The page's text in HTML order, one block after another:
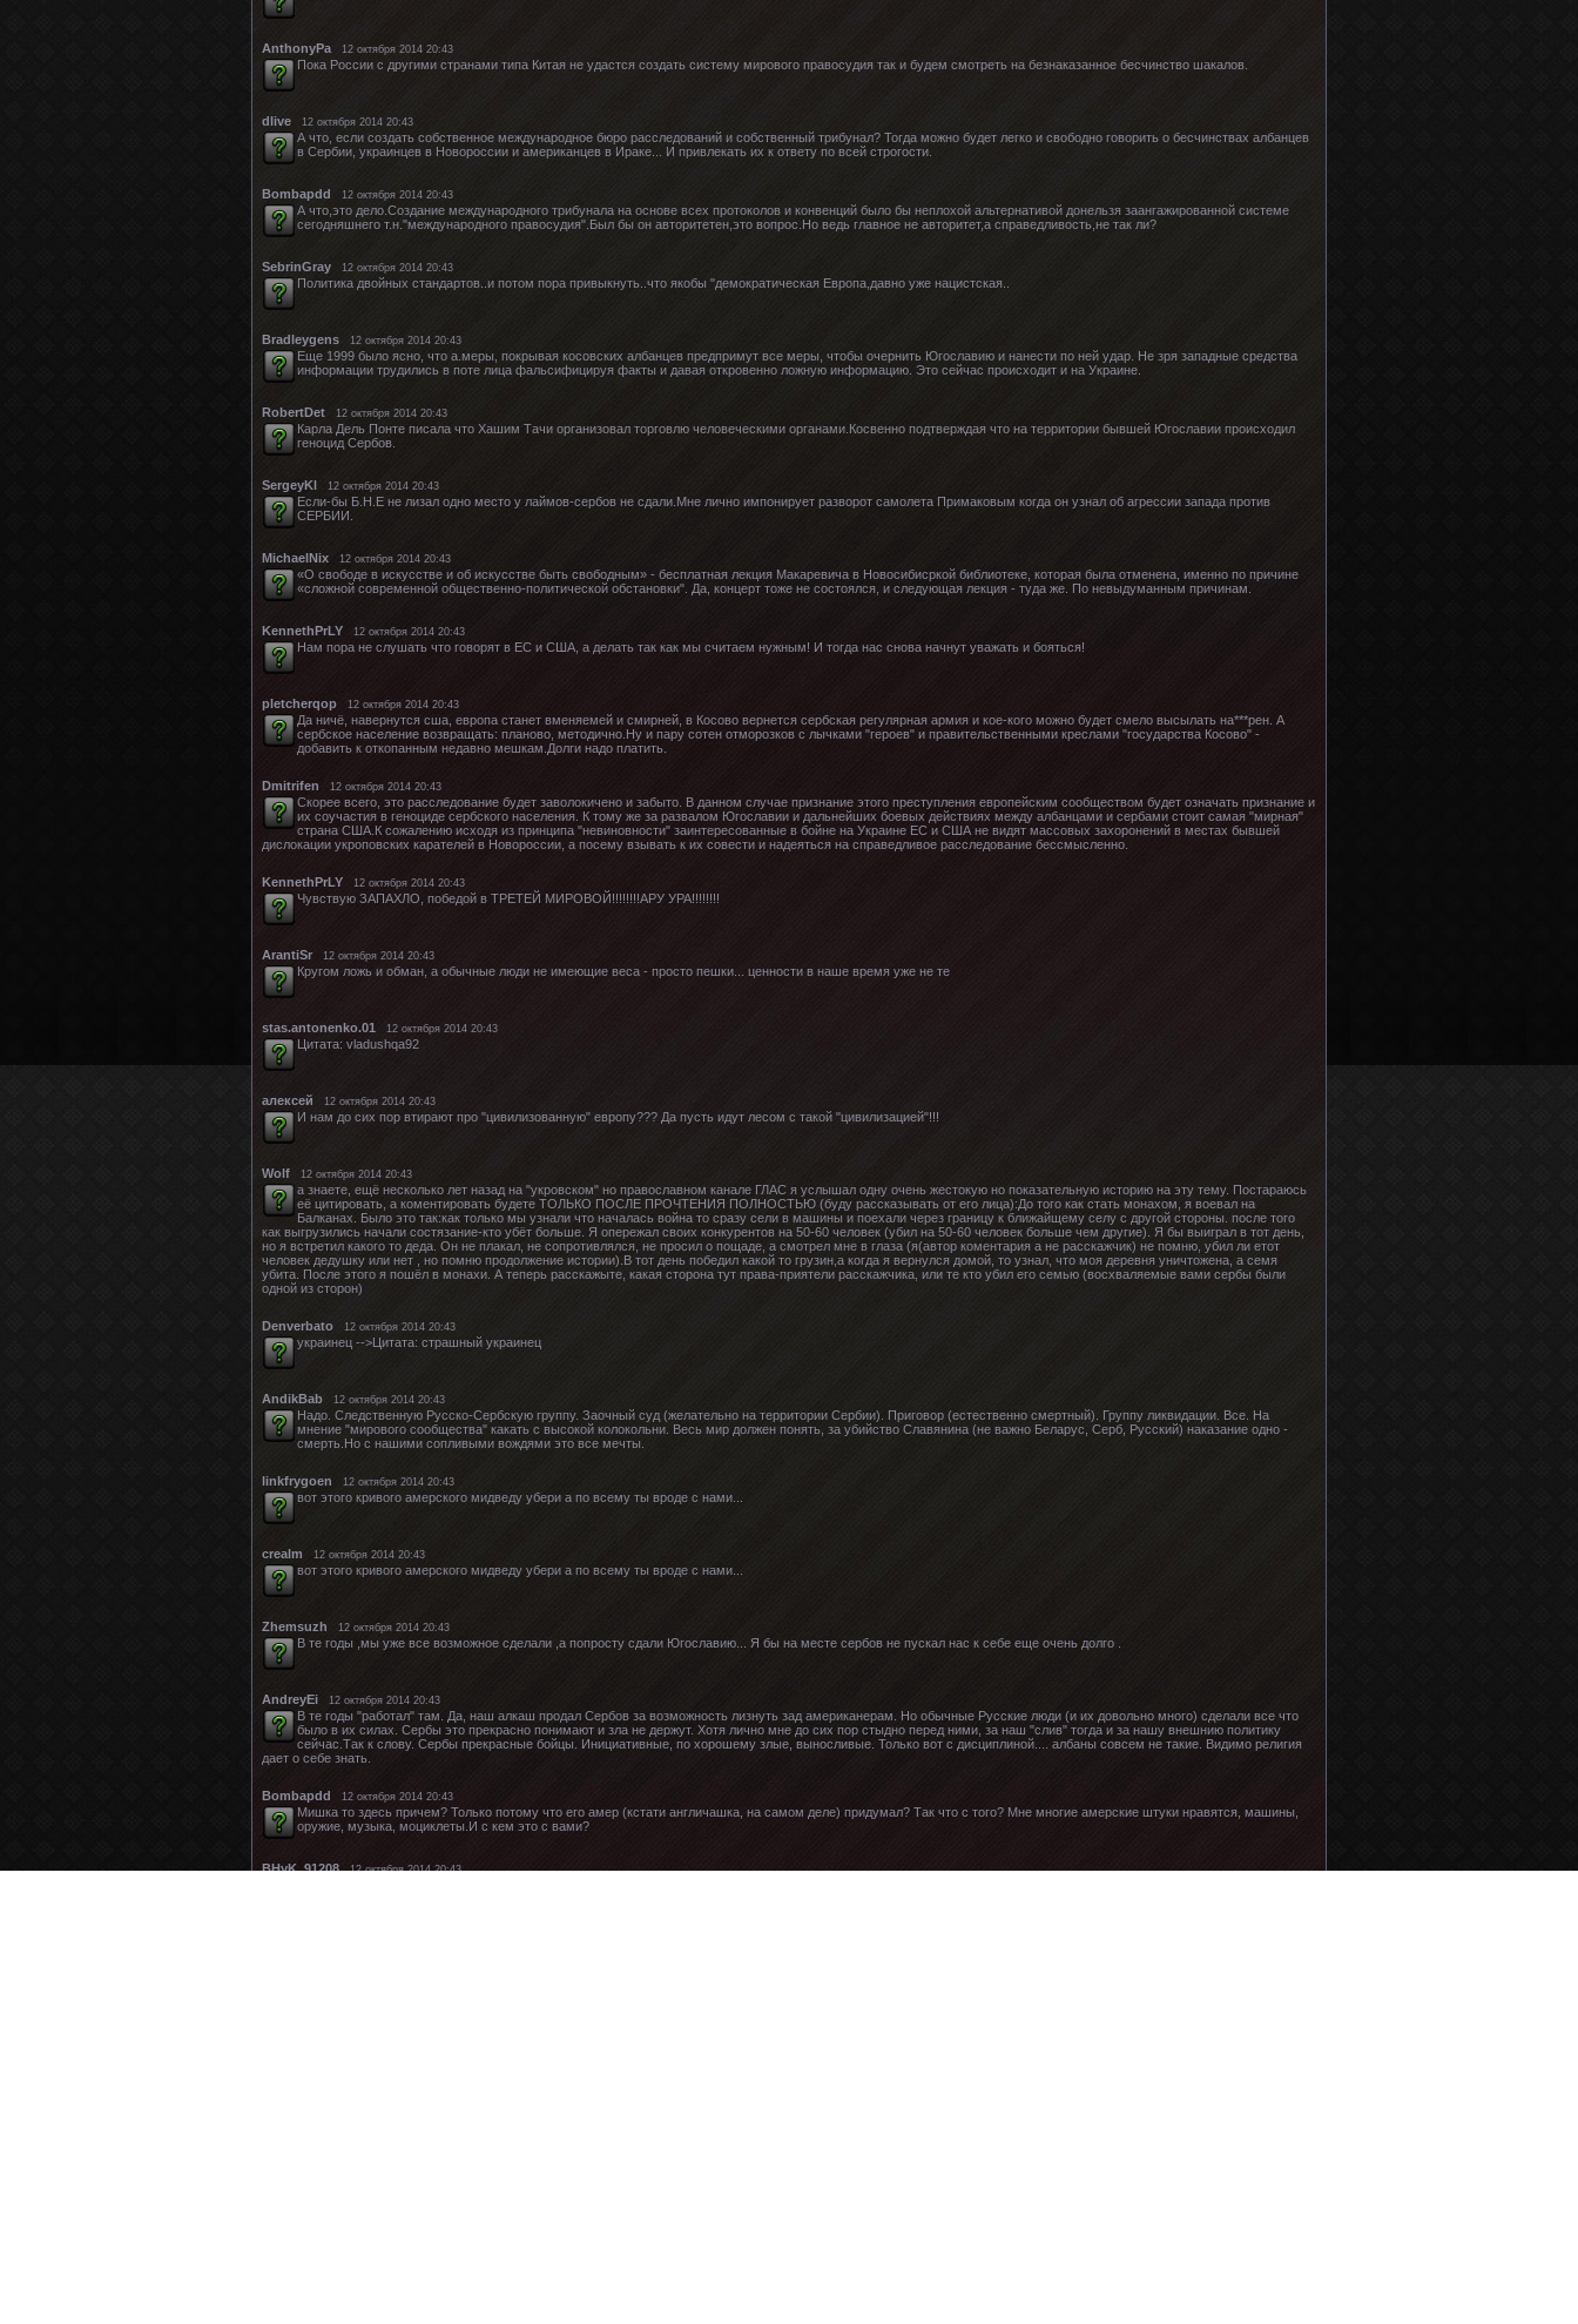
AnthonyPa 12 октября 2014 20:43
Пока России с другими странами типа Китая не удастся создать систему мирового правосудия так и будем смотреть на безнаказанное бесчинство шакалов.
dlive 12 октября 2014 20:43
А что, если создать собственное международное бюро расследований и собственный трибунал? Тогда можно будет легко и свободно говорить о бесчинствах албанцев
в Сербии, украинцев в Новороссии и американцев в Ираке... И привлекать их к ответу по всей строгости.
Bombapdd 12 октября 2014 20:43
А что,это дело.Создание международного трибунала на основе всех протоколов и конвенций было бы неплохой альтернативой донельзя заангажированной системе
сегодняшнего т.н."международного правосудия".Был бы он авторитетен,это вопрос.Но ведь главное не авторитет,а справедливость,не так ли?
SebrinGray 12 октября 2014 20:43
Политика двойных стандартов..и потом пора привыкнуть..что якобы "демократическая Европа,давно уже нацистская..
Bradleygens 12 октября 2014 20:43
Еще 1999 было ясно, что а.меры, покрывая косовских албанцев предпримут все меры, чтобы очернить Югославию и нанести по ней удар. Не зря западные средства
информации трудились в поте лица фальсифицируя факты и давая откровенно ложную информацию. Это сейчас происходит и на Украине.
RobertDet 12 октября 2014 20:43
Карла Дель Понте писала что Хашим Тачи организовал торговлю человеческими органами.Косвенно подтверждая что на территории бывшей Югославии происходил
геноцид Сербов.
SergeyKl 12 октября 2014 20:43
Если-бы Б.Н.Е не лизал одно место у лаймов-сербов не сдали.Мне лично импонирует разворот самолета Примаковым когда он узнал об агрессии запада против
СЕРБИИ.
MichaelNix 12 октября 2014 20:43
«О свободе в искусстве и об искусстве быть свободным» - бесплатная лекция Макаревича в Новосибисркой библиотеке, которая была отменена, именно по причине
«сложной современной общественно-политической обстановки". Да, концерт тоже не состоялся, и следующая лекция - туда же. По невыдуманным причинам.
KennethPrLY 12 октября 2014 20:43
Нам пора не слушать что говорят в ЕС и США, а делать так как мы считаем нужным! И тогда нас снова начнут уважать и бояться!
pletcherqop 12 октября 2014 20:43
Да ничё, навернутся сша, европа станет вменяемей и смирней, в Косово вернется сербская регулярная армия и кое-кого можно будет смело высылать на***рен. А
сербское население возвращать: планово, методично.Ну и пару сотен отморозков с лычками "героев" и правительственными креслами "государства Косово" -
добавить к откопанным недавно мешкам.Долги надо платить.
Dmitrifen 12 октября 2014 20:43
Скорее всего, это расследование будет заволокичено и забыто. В данном случае признание этого преступления европейским сообществом будет означать признание и
их соучастия в геноциде сербского населения. К тому же за развалом Югославии и дальнейших боевых действиях между албанцами и сербами стоит самая "мирная"
страна США.К сожалению исходя из принципа "невиновности" заинтересованные в бойне на Украине ЕС и США не видят массовых захоронений в местах бывшей
дислокации укроповских карателей в Новороссии, а посему взывать к их совести и надеяться на справедливое расследование бессмысленно.
KennethPrLY 12 октября 2014 20:43
Чувствую ЗАПАХЛО, победой в ТРЕТЕЙ МИРОВОЙ!!!!!!!!АРУ УРА!!!!!!!!
ArantiSr 12 октября 2014 20:43
Кругом ложь и обман, а обычные люди не имеющие веса - просто пешки... ценности в наше время уже не те
stas.antonenko.01 12 октября 2014 20:43
Цитата: vladushqa92
алексей 12 октября 2014 20:43
И нам до сих пор втирают про "цивилизованную" европу??? Да пусть идут лесом с такой "цивилизацией"!!!
Wolf 12 октября 2014 20:43
а знаете, ещё несколько лет назад на "укровском" но православном канале ГЛАС я услышал одну очень жестокую но показательную историю на эту тему. Постараюсь
её цитировать, а коментировать будете ТОЛЬКО ПОСЛЕ ПРОЧТЕНИЯ ПОЛНОСТЬЮ (буду рассказывать от его лица):До того как стать монахом, я воевал на
Балканах. Было это так:как только мы узнали что началась война то сразу сели в машины и поехали через границу к ближайщему селу с другой стороны. после того
как выгрузились начали состязание-кто убёт больше. Я опережал своих конкурентов на 50-60 человек (убил на 50-60 человек больше чем другие). Я бы выиграл в тот день,
но я встретил какого то деда. Он не плакал, не сопротивлялся, не просил о пощаде, а смотрел мне в глаза (я(автор коментария а не расскажчик) не помню, убил ли етот
человек дедушку или нет , но помню продолжение истории).В тот день победил какой то грузин,а когда я вернулся домой, то узнал, что моя деревня уничтожена, а семя
убита. После этого я пошёл в монахи. А теперь расскажыте, какая сторона тут права-приятели расскажчика, или те кто убил его семью (восхваляемые вами сербы были
одной из сторон)
Denverbato 12 октября 2014 20:43
украинец -->Цитата: страшный украинец
AndikBab 12 октября 2014 20:43
Надо. Следственную Русско-Сербскую группу. Заочный суд (желательно на территории Сербии). Приговор (естественно смертный). Группу ликвидации. Все. На
мнение "мирового сообщества" какать с высокой колокольни. Весь мир должен понять, за убийство Славянина (не важно Беларус, Серб, Русский) наказание одно -
смерть.Но с нашими сопливыми вождями это все мечты.
linkfrygoen 12 октября 2014 20:43
вот этого кривого амерского мидведу убери а по всему ты вроде с нами...
crealm 12 октября 2014 20:43
вот этого кривого амерского мидведу убери а по всему ты вроде с нами...
Zhemsuzh 12 октября 2014 20:43
В те годы ,мы уже все возможное сделали ,а попросту сдали Югославию... Я бы на месте сербов не пускал нас к себе еще очень долго .
AndreyEi 12 октября 2014 20:43
В те годы "работал" там. Да, наш алкаш продал Сербов за возможность лизнуть зад американерам. Но обычные Русские люди (и их довольно много) сделали все что
было в их силах. Сербы это прекрасно понимают и зла не держут. Хотя лично мне до сих пор стыдно перед ними, за наш "слив" тогда и за нашу внешнию политику
сейчас.Так к слову. Сербы прекрасные бойцы. Инициативные, по хорошему злые, выносливые. Только вот с дисциплиной.... албаны совсем не такие. Видимо религия
дает о себе знать.
Bombapdd 12 октября 2014 20:43
Мишка то здесь причем? Только потому что его амер (кстати англичашка, на самом деле) придумал? Так что с того? Мне многие амерские штуки нравятся, машины,
оружие, музыка, моциклеты.И с кем это с вами?
BHyK_91208 12 октября 2014 20:43